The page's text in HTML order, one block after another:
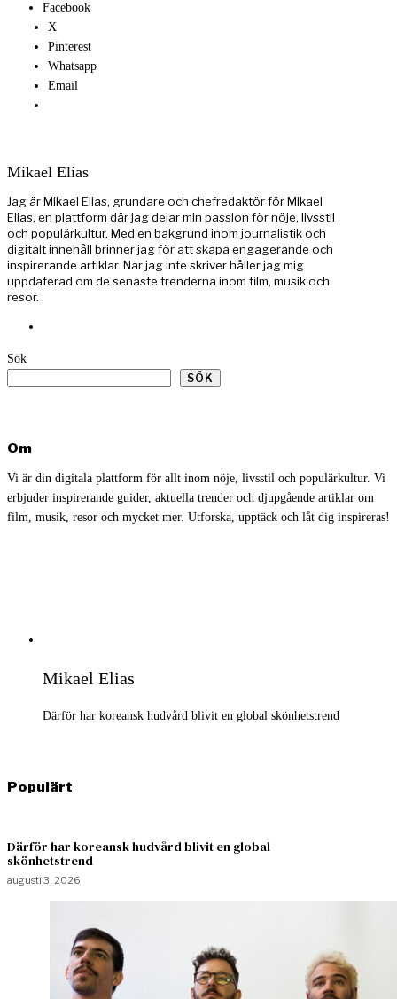
Facebook
X
Pinterest
Whatsapp
Email
Mikael Elias
Jag är Mikael Elias, grundare och chefredaktör för Mikael
Elias, en plattform där jag delar min passion för nöje, livsstil
och populärkultur. Med en bakgrund inom journalistik och
digitalt innehåll brinner jag för att skapa engagerande och
inspirerande artiklar. När jag inte skriver håller jag mig
uppdaterad om de senaste trenderna inom film, musik och
resor.
Sök
SÖK
Om
Vi är din digitala plattform för allt inom nöje, livsstil och populärkultur. Vi
erbjuder inspirerande guider, aktuella trender och djupgående artiklar om
film, musik, resor och mycket mer. Utforska, upptäck och låt dig inspireras!
Mikael Elias
Därför har koreansk hudvård blivit en global skönhetstrend
Populärt
Därför har koreansk hudvård blivit en global
skönhetstrend
augusti 3, 2026